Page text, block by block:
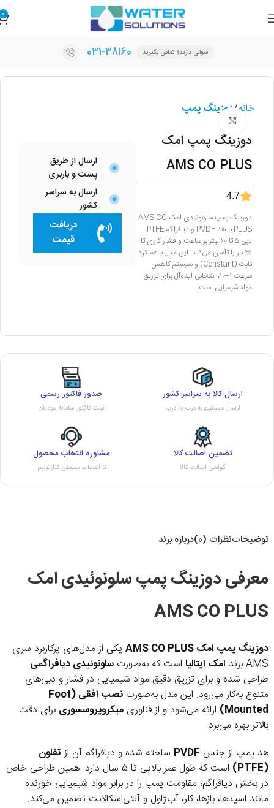
0
سوالی دارید؟ تماس بگیرید 031-38160
خانه دوزینگ پمپ
ارسال از طریق
پست و باربری
ارسال به سراسر
کشور
دریافت
قیمت
دوزینگ پمپ امک
AMS CO PLUS
4.7
دوزینگ پمپ سلونوئیدی امک AMS CO
PLUS با هد PVDF و دیافراگم PTFE،
دبی ۵ تا ۶۰ لیتر بر ساعت و فشار کاری تا
۲۵ بار را تأمین می‌کند. این مدل با عملکرد
ثابت (Constant) و سیستم کاهش
سرعت ۱–۱۰، انتخابی ایده‌آل برای تزریق
مواد شیمیایی است.
ارسال کالا به سراسر کشور
ارسال مستقیم به درب به درب
صدور فاکتور رسمی
ثبت فاکتور سامانه مودیان
تضمین اصالت کالا
گواهی اصالت کالا
مشاوره انتخاب محصول
تا انتخاب مطمئن کنارتونیم!
توضیحاتنظرات (0) درباره برند
معرفی دوزینگ پمپ سلونوئیدی امک
AMS CO PLUS
دوزینگ پمپ امک AMS CO PLUS
یکی از مدل‌های پرکاربرد سری
AMS برند
امک ایتالیااست که به‌صورت سلونوئیدی دیافراگمی
طراحی شده و برای تزریق دقیق مواد شیمیایی در فشار و دبی‌های
متنوع به‌کار می‌رود. این مدل به‌صورت
نصب افقی (Foot
Mounted) ارائه می‌شود و از فناوری میکروپروسسوری برای دقت
بالاتر بهره می‌برد.
هد پمپ از جنس PVDF ساخته شده و دیافراگم آن ازتفلون
(PTFE)
است که طول عمر بالایی تا ۵ سال دارد. همین طراحی خاص
در بخش دیافراگم، مقاومت پمپ را در برابر مواد شیمیایی خورنده
مانند اسیدها، بازها، کلر، آب‌ژاول و آنتی‌اسکالانت تضمین می‌کند.